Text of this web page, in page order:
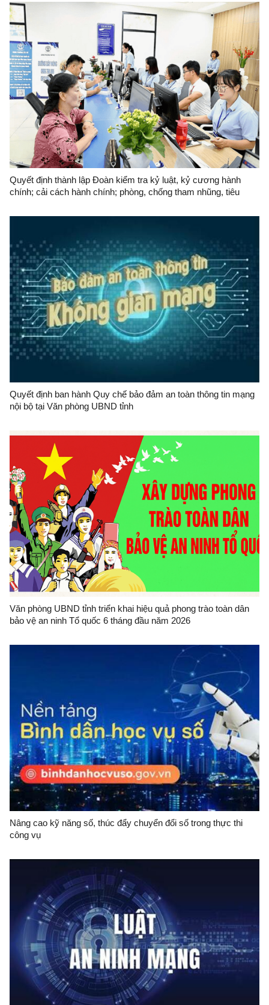
Quyết định thành lập Đoàn kiểm tra kỷ luật, kỷ cương hành
chính; cải cách hành chính; phòng, chống tham nhũng, tiêu
Văn phòng UBND tỉnh năm 2026
Quyết định ban hành Quy chế bảo đảm an toàn thông tin mạng
nội bộ tại Văn phòng UBND tỉnh
Văn phòng UBND tỉnh triển khai hiệu quả phong trào toàn dân
bảo vệ an ninh Tổ quốc 6 tháng đầu năm 2026
Nâng cao kỹ năng số, thúc đẩy chuyển đổi số trong thực thi
công vụ